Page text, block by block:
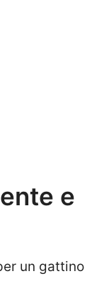
e
un gattino